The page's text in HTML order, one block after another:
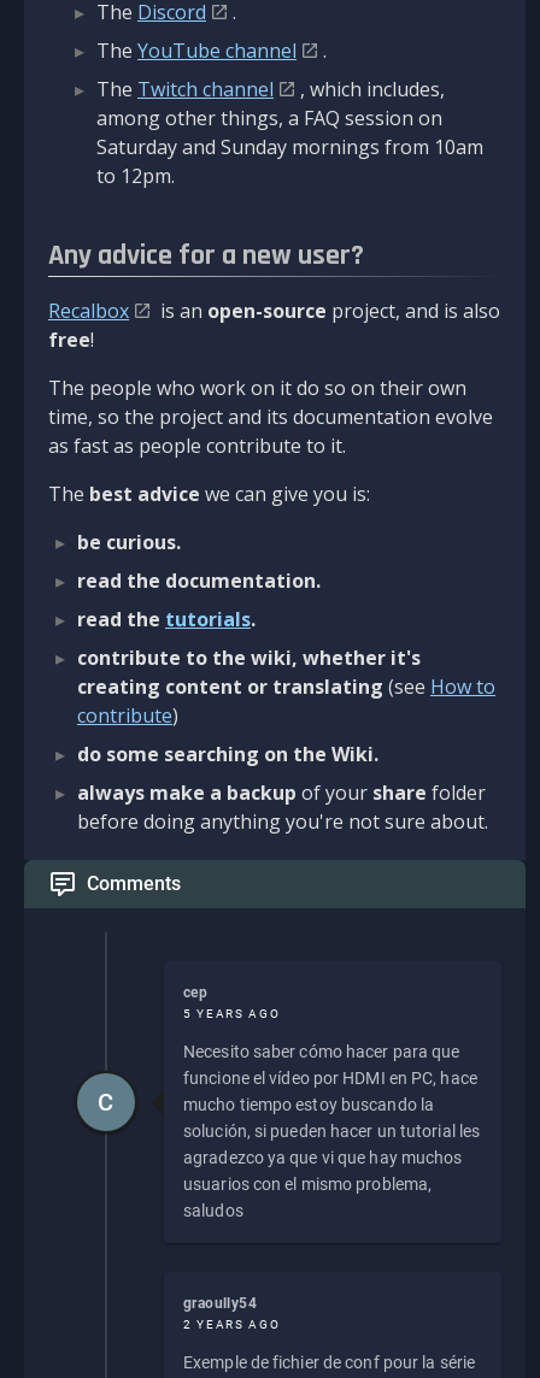
The Discord
.
The YouTube channel
.
The Twitch channel
, which includes,
among other things, a FAQ session on
Saturday and Sunday mornings from 10am
to 12pm.
Any advice for a new user?
Recalbox is an open-source project, and is also
free!
The people who work on it do so on their own
time, so the project and its documentation evolve
as fast as people contribute to it.
The best advice we can give you is:
be curious.
read the documentation.
read the tutorials.
contribute to the wiki, whether it's
creating content or translating (see How to
contribute)
do some searching on the Wiki.
always make a backup of your share folder
before doing anything you're not sure about.
Comments
cep
5 YEARS AGO
Necesito saber cómo hacer para que
funcione el vídeo por HDMI en PC, hace
mucho tiempo estoy buscando la
solución, si pueden hacer un tutorial les
agradezco ya que vi que hay muchos
usuarios con el mismo problema,
saludos
C
graoully54
2 YEARS AGO
Exemple de fichier de conf pour la série